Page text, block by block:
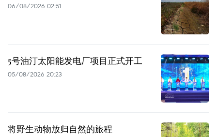
06/08/2026 02:51
5号油汀太阳能发电厂项目正式开工
05/08/2026 20:23
将野生动物放归自然的旅程